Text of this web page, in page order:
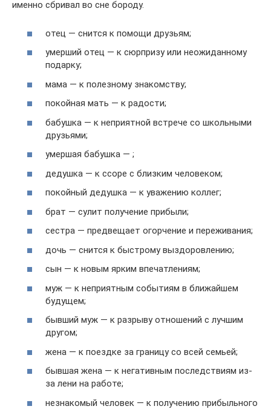
именно сбривал во сне бороду.
отец — снится к помощи друзьям;
умерший отец — к сюрпризу или неожиданному
подарку;
мама — к полезному знакомству;
покойная мать — к радости;
бабушка — к неприятной встрече со школьными
друзьями;
умершая бабушка — ;
дедушка — к ссоре с близким человеком;
покойный дедушка — к уважению коллег;
брат — сулит получение прибыли;
сестра — предвещает огорчение и переживания;
дочь — снится к быстрому выздоровлению;
сын — к новым ярким впечатлениям;
муж — к неприятным событиям в ближайшем
будущем;
бывший муж — к разрыву отношений с лучшим
другом;
жена — к поездке за границу со всей семьей;
бывшая жена — к негативным последствиям из-
за лени на работе;
незнакомый человек — к получению прибыльного